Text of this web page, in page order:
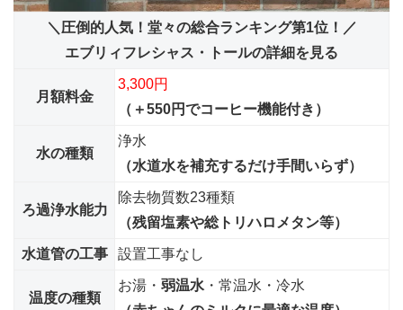
＼圧倒的人気！堂々の総合ランキング第1位！／
エブリィフレシャス・トールの詳細を見る
月額料金
3,300円
（＋550円でコーヒー機能付き）
水の種類
浄水
（水道水を補充するだけ手間いらず）
ろ過浄水能力
除去物質数23種類
（残留塩素や総トリハロメタン等）
水道管の工事 設置工事なし
温度の種類
お湯・ 弱温水 ・常温水・冷水